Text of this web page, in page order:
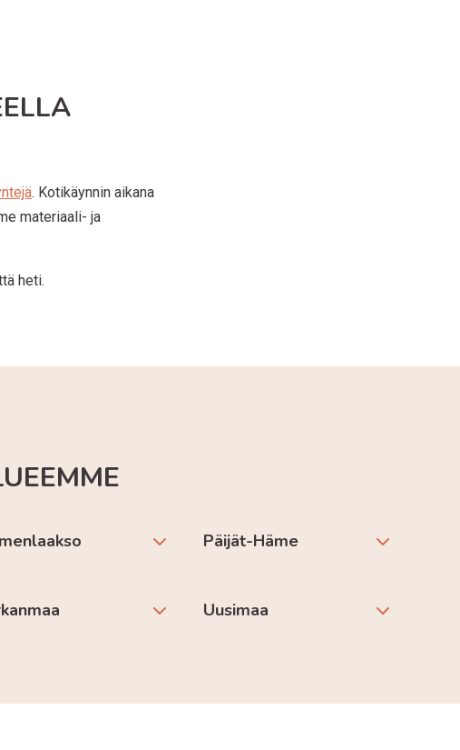
. Kotikäynnin aikana
materiaali- ja
heti.
Päijät-Häme
Uusimaa